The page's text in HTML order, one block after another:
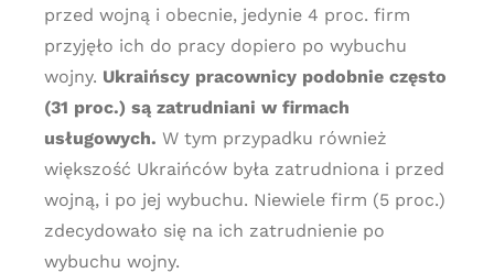
przed wojną i obecnie, jedynie 4 proc. firm
przyjęło ich do pracy dopiero po wybuchu
wojny. Ukraińscy pracownicy podobnie często
(31 proc.) są zatrudniani w firmach
usługowych. W tym przypadku również
większość Ukraińców była zatrudniona i przed
wojną, i po jej wybuchu. Niewiele firm (5 proc.)
zdecydowało się na ich zatrudnienie po
wybuchu wojny.